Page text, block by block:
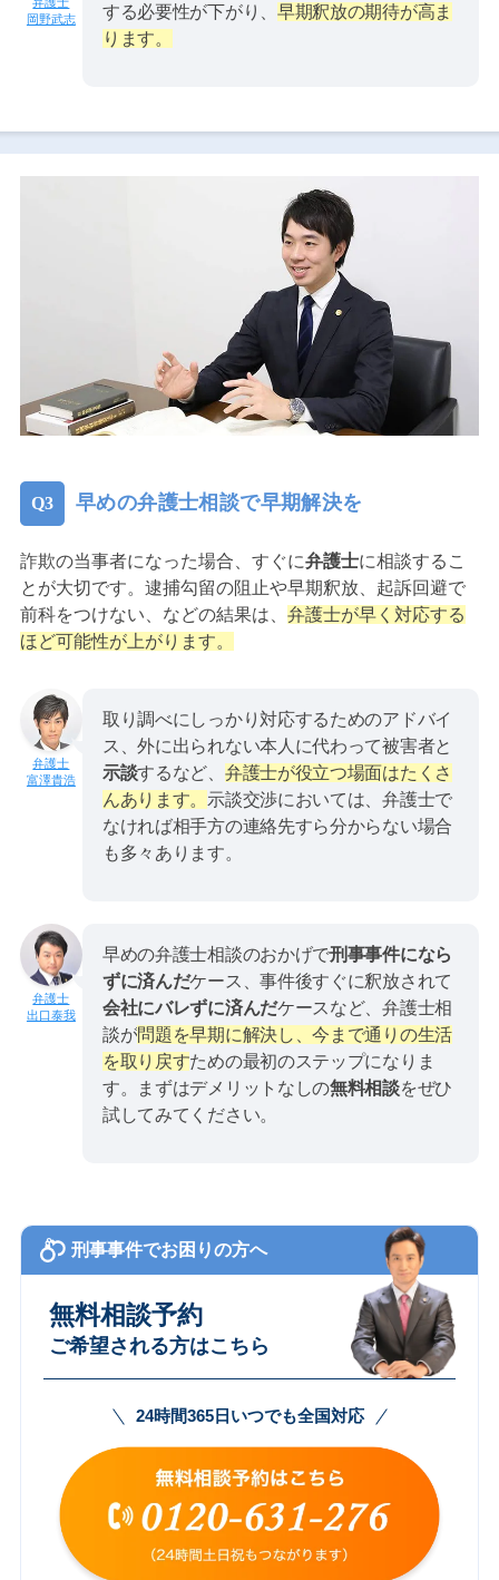
岡野武志
する必要性が下がり、 早期釈放の期待が高ま
ります。
早めの弁護士相談で早期解決を
詐欺の当事者になった場合、すぐに弁護士に相談するこ
とが大切です。逮捕勾留の阻止や早期釈放、起訴回避で
前科をつけない、などの結果は、 弁護士が早く対応する
ほど可能性が上がります。
富澤貴浩
取り調べにしっかり対応するためのアドバイ
ス、外に出られない本人に代わって被害者と
示談するなど、 弁護士が役立つ場面はたくさ
んあります。 示談交渉においては、弁護士で
なければ相手方の連絡先すら分からない場合
も多々あります。
出口泰我
早めの弁護士相談のおかげで刑事事件になら
ずに済んだケース、事件後すぐに釈放されて
会社にバレずに済んだケースなど、弁護士相
談が問題を早期に解決し、今まで通りの生活
を取り戻すための最初のステップになりま
す。まずはデメリットなしの無料相談をぜひ
試してみてください。
刑事事件でお困りの方へ
無料相談予約
ご希望される方はこちら
24時間365日いつでも全国対応